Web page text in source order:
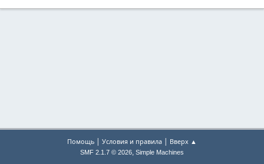
Помощь | Условия и правила | Вверх ▲
SMF 2.1.7 © 2026, Simple Machines